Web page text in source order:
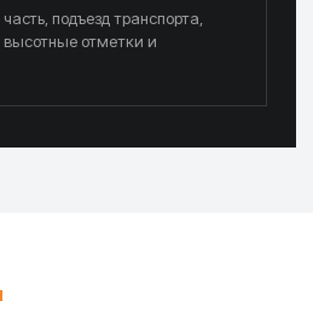
подъезд транспорта,
отметки и